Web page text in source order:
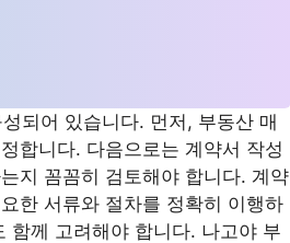
되어 있습니다. 먼저, 부동산 매
합니다. 다음으로는 계약서 작성
지 꼼꼼히 검토해야 합니다. 계약
한 서류와 절차를 정확히 이행하
함께 고려해야 합니다. 나고야 부